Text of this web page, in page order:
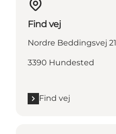
Find vej
Nordre Beddingsvej 21
3390 Hundested
Find vej